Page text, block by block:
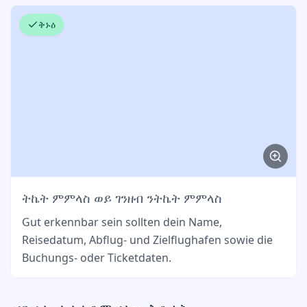
ቅኑዕ
ትኬት ምምላስ ወይ ገንዘብ ንትኬት ምምላስ
Gut erkennbar sein sollten dein Name,
Reisedatum, Abflug- und Zielflughafen sowie die
Buchungs- oder Ticketdaten.